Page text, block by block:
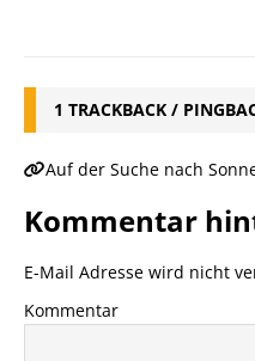
1 TRACKBACK /
Auf der Suche nach
Kommentar
E-Mail Adresse wird nicht
Kommentar